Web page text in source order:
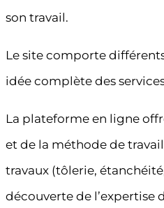
son travail.
Le site comporte
idée complète des
La plateforme en ligne
et de la méthode de
travaux (tôlerie,
découverte de l’expertise